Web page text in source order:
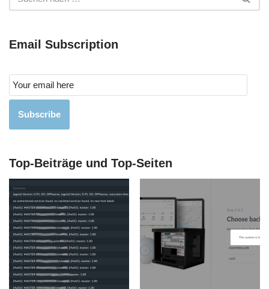
Email Subscription
Subscribe
Top-Beiträge und Top-Seiten